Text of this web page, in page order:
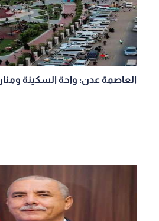
العاصمة عدن: واحة السكينة